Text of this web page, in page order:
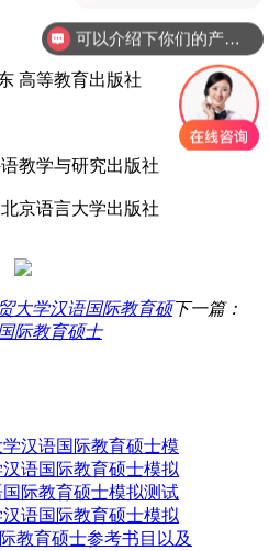
东 高等教育出版社
教学与研究出版社
京语言大学出版社
大学汉语国际教育硕下一篇：
际教育硕士
汉语国际教育硕士模
语国际教育硕士模拟
际教育硕士模拟测试
语国际教育硕士模拟
教育硕士参考书目以及
可以介绍下你们的产品么？